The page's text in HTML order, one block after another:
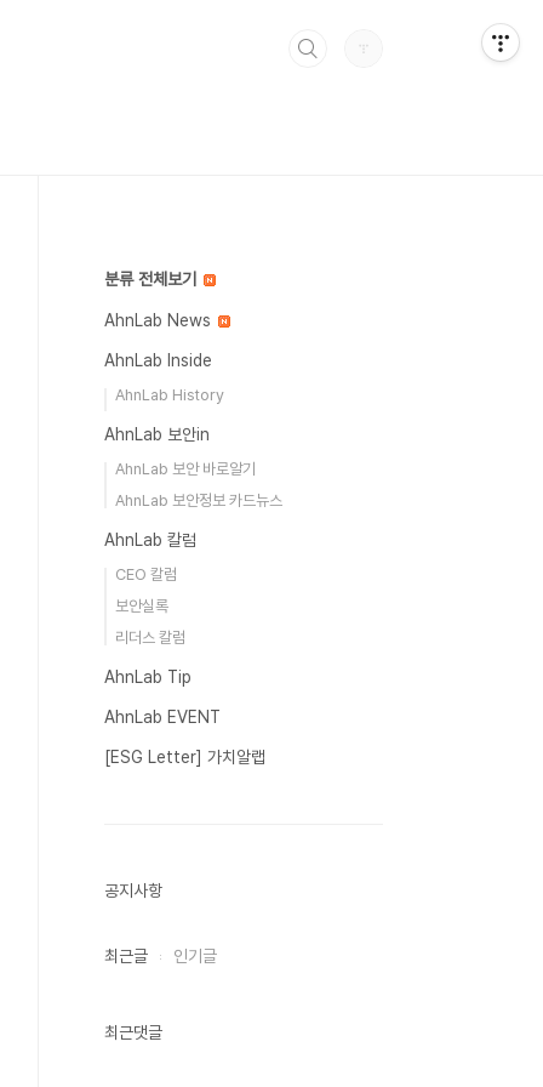
분류 전체보기
AhnLab News
AhnLab Inside
AhnLab History
AhnLab 보안in
AhnLab 보안 바로알기
AhnLab 보안정보 카드뉴스
AhnLab 칼럼
CEO 칼럼
보안실록
리더스 칼럼
AhnLab Tip
AhnLab EVENT
[ESG Letter] 가치알랩
공지사항
최근글 인기글
최근댓글